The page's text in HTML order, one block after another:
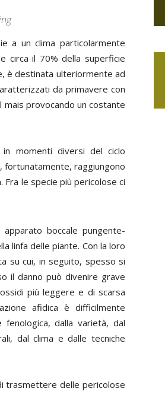
a un clima particolarmente
circa il 70% della superficie
è destinata ulteriormente ad
da primavere con
provocando un costante
momenti diversi del ciclo
raggiungono
Fra le specie più pericolose ci
boccale pungente-
linfa delle piante. Con la loro
su cui, in seguito, spesso si
il danno può divenire grave
più leggere e di scarsa
afidica è difficilmente
dalla varietà, dal
dal clima e dalle tecniche
trasmettere delle pericolose